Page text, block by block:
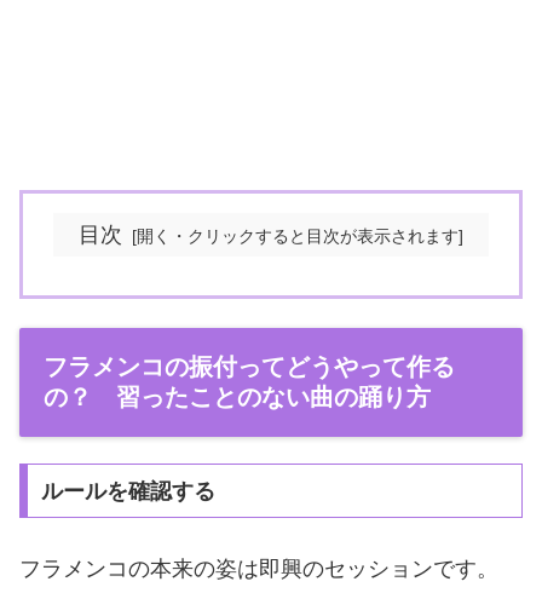
目次
フラメンコの振付ってどうやって作る
の？ 習ったことのない曲の踊り方
ルールを確認する
フラメンコの本来の姿は即興のセッションです。